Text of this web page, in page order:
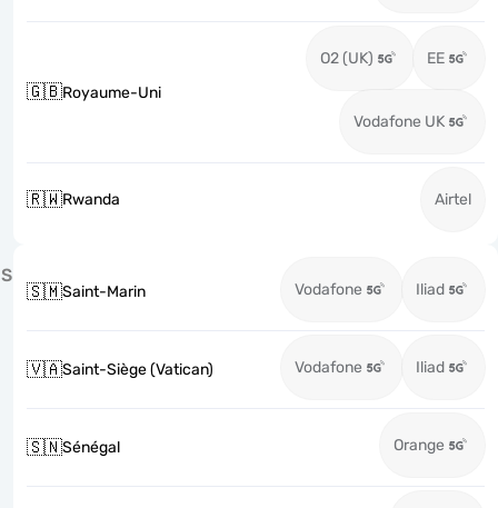
🇬🇧Royaume-Uni
O2 (UK) EE
Vodafone UK
🇷🇼Rwanda Airtel
S
🇸🇲Saint-Marin Vodafone Iliad
🇻🇦Saint-Siège (Vatican) Vodafone Iliad
🇸🇳Sénégal Orange